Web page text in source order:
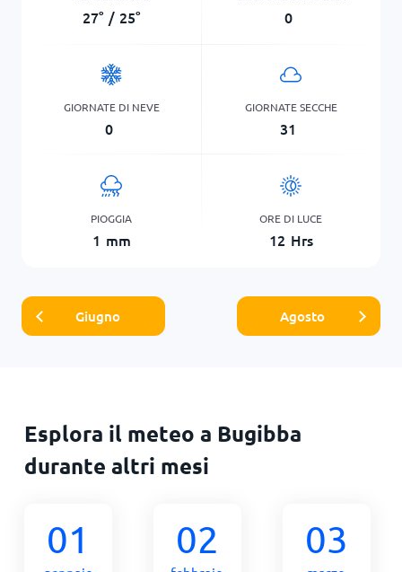
27° / 25° 0
GIORNATE DI NEVE
0
GIORNATE SECCHE
31
PIOGGIA
1 mm
ORE DI LUCE
12 Hrs
Giugno Agosto
Esplora il meteo a Bugibba
durante altri mesi
01 02 03